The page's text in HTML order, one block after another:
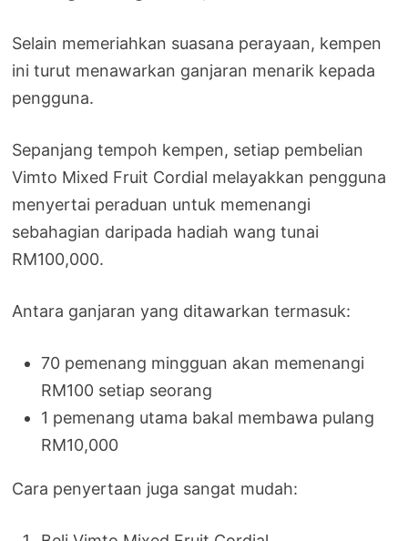
Selain memeriahkan suasana perayaan, kempen
ini turut menawarkan ganjaran menarik kepada
pengguna.
Sepanjang tempoh kempen, setiap pembelian
Vimto Mixed Fruit Cordial melayakkan pengguna
menyertai peraduan untuk memenangi
sebahagian daripada hadiah wang tunai
RM100,000.
Antara ganjaran yang ditawarkan termasuk:
70 pemenang mingguan akan memenangi
RM100 setiap seorang
1 pemenang utama bakal membawa pulang
RM10,000
Cara penyertaan juga sangat mudah: